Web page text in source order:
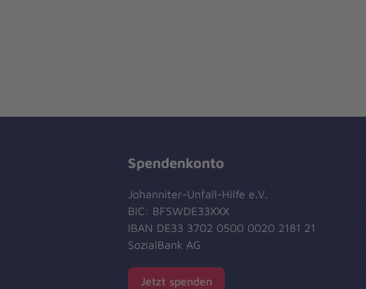
Spendenkonto
Johanniter-Unfall-Hilfe e.V.
BIC: BFSWDE33XXX
IBAN DE33 3702 0500 0020 2181 21
SozialBank AG
Jetzt spenden